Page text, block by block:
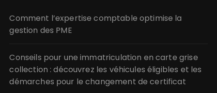
Comment l’expertise comptable optimise la
gestion des PME
Conseils pour une immatriculation en carte grise
collection : découvrez les véhicules éligibles et les
démarches pour le changement de certificat